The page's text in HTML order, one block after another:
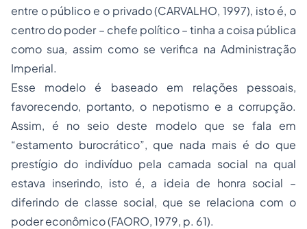
entre o público e o privado (CARVALHO, 1997), isto é, o
centro do poder – chefe político – tinha a coisa pública
como sua, assim como se verifica na Administração
Imperial.
Esse modelo é baseado em relações pessoais,
favorecendo, portanto, o nepotismo e a corrupção.
Assim, é no seio deste modelo que se fala em
“estamento burocrático”, que nada mais é do que
prestígio do indivíduo pela camada social na qual
estava inserindo, isto é, a ideia de honra social –
diferindo de classe social, que se relaciona com o
poder econômico (FAORO, 1979, p. 61).